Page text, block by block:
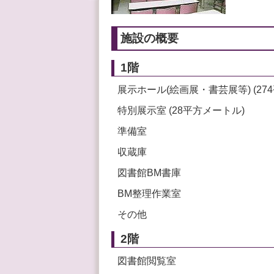
施設の概要
1階
展示ホール(絵画展・書芸展等)
特別展示室 (28平方メートル)
準備室
収蔵庫
図書館BM書庫
BM整理作業室
その他
2階
図書館閲覧室